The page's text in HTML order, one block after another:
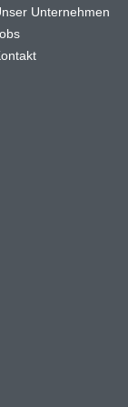
Unternehmen